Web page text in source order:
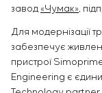
завод «Чумак»,
Для модернізації
забезпечує
пристрої
Engineering є